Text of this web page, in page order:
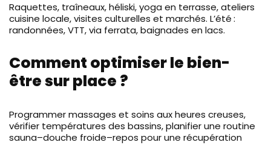
Raquettes, traîneaux, héliski, yoga en terrasse, ateliers
cuisine locale, visites culturelles et marchés. L’été :
randonnées, VTT, via ferrata, baignades en lacs.
Comment optimiser le bien-
être sur place ?
Programmer massages et soins aux heures creuses,
vérifier températures des bassins, planifier une routine
sauna–douche froide–repos pour une récupération